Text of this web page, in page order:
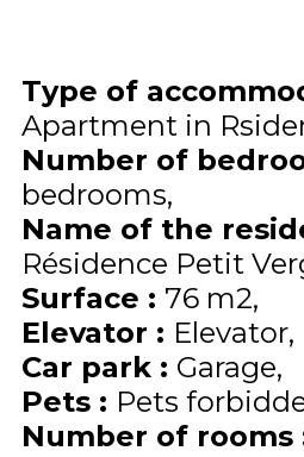
Type of
Apartment in
Number of
bedrooms
Name of the
Résidence Petit
Surface : 76 m2
Elevator : Elevator
Car park : Garage
Pets : Pets
Number of rooms